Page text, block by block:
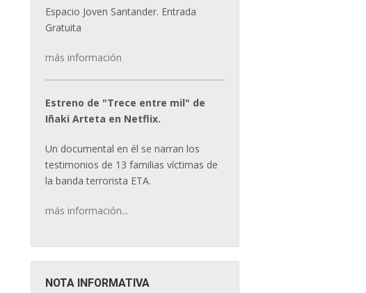
Espacio Joven Santander. Entrada
Gratuita
más información
Estreno de "Trece entre mil" de
Iñaki Arteta en Netflix.
Un documental en él se narran los
testimonios de 13 familias víctimas de
la banda terrorista ETA.
más información...
NOTA INFORMATIVA